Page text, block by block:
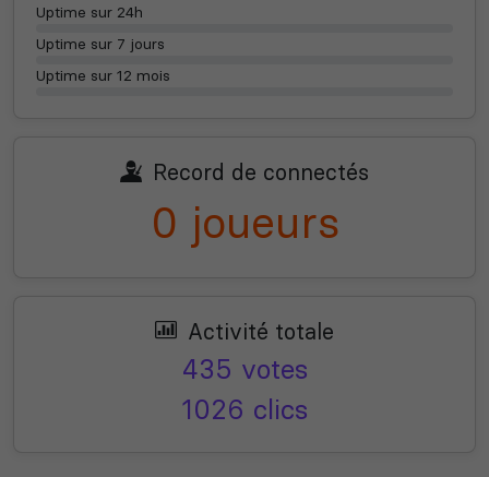
Uptime sur 24h
Uptime sur 7 jours
Uptime sur 12 mois
Record de connectés
0 joueurs
Activité totale
435 votes
1026 clics